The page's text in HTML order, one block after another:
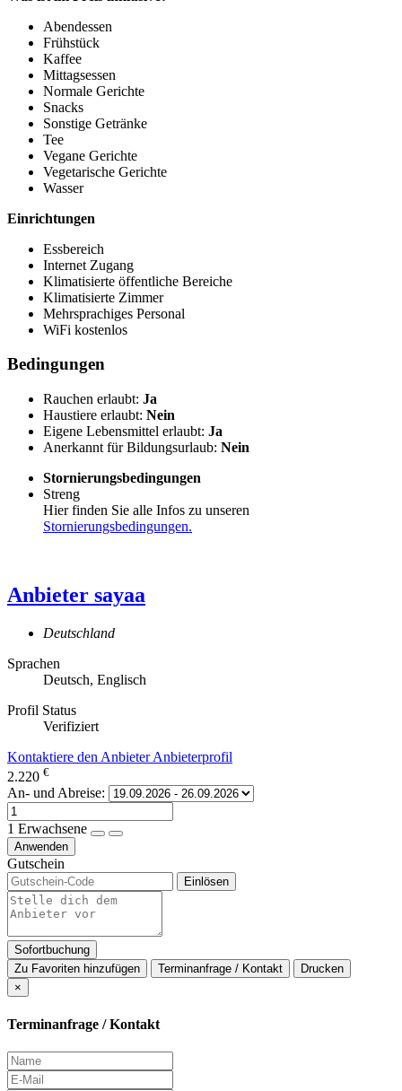
Abendessen
Frühstück
Kaffee
Mittagsessen
Normale Gerichte
Snacks
Sonstige Getränke
Tee
Vegane Gerichte
Vegetarische Gerichte
Wasser
Einrichtungen
Essbereich
Internet Zugang
Klimatisierte öffentliche Bereiche
Klimatisierte Zimmer
Mehrsprachiges Personal
WiFi kostenlos
Bedingungen
Rauchen erlaubt: Ja
Haustiere erlaubt: Nein
Eigene Lebensmittel erlaubt: Ja
Anerkannt für Bildungsurlaub: Nein
Stornierungsbedingungen
Streng
Hier finden Sie alle Infos zu unseren
Stornierungsbedingungen.
Anbieter sayaa
Deutschland
Sprachen
Deutsch, Englisch
Profil Status
Verifiziert
Kontaktiere den AnbieterAnbieterprofil
2.220 €
An- und Abreise:
1 Erwachsene
Anwenden
Gutschein
Einlösen
Sofortbuchung
Zu Favoriten hinzufügen
Terminanfrage / Kontakt
Drucken
×
Terminanfrage / Kontakt